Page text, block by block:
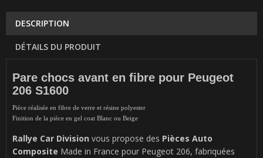
DESCRIPTION
DÉTAILS DU PRODUIT
Pare chocs avant en fibre pour Peugeot
206 S1600
Pièce réalisée en fibre de verre et résine polyester
Finition de la pièce en gel coat Blanc ou Beige
Rallye Car Division vous propose des Pièces Auto
Composite Made in France pour Peugeot 206, fabriquées